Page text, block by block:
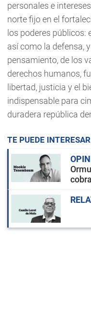
personales e
norte fijo en el
los poderes públicos:
así como la defensa,
pensamiento, de los
derechos humanos,
libertad, justicia y el
indispensable para
duradera república
TE PUEDE INTERESAR